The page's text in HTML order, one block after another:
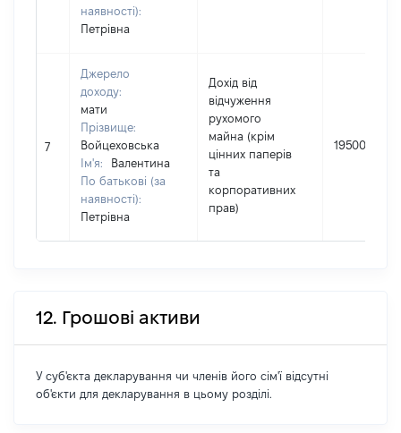
наявності):
Петрівна
7
Джерело
доходу:
мати
Прізвище:
Войцеховська
Ім'я:
Валентина
По батькові (за
наявності):
Петрівна
Дохід від
відчуження
рухомого
майна (крім
цінних паперів
та
корпоративних
прав)
195000
12. Грошові активи
У суб'єкта декларування чи членів його сім'ї відсутні
об'єкти для декларування в цьому розділі.